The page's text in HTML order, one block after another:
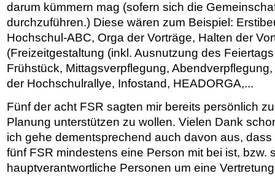
darum kümmern mag (sofern sich die
durchzuführen.) Diese wären zum Beispiel:
Hochschul-ABC, Orga der Vorträge, Halten der
(Freizeitgestaltung (inkl. Ausnutzung des
Frühstück, Mittagsverpflegung,
der Hochschulrallye, Infostand, HEADORGA,...
Fünf der acht FSR sagten mir bereits persönlich
Planung unterstützen zu wollen. Vielen Dank
ich gehe dementsprechend auch davon aus,
fünf FSR mindestens eine Person mit bei ist, bzw.
hauptverantwortliche Personen um eine